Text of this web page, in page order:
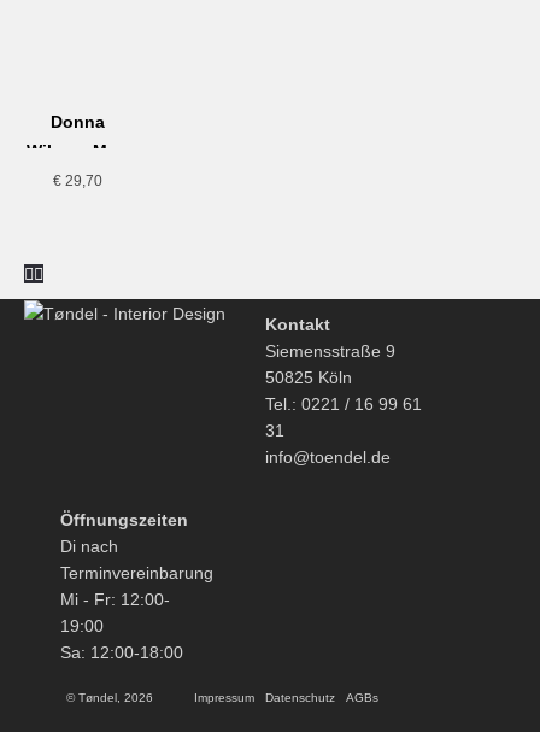
Donna
Wilson, Mog
Teller
€ 29,70
Kontakt
Siemensstraße 9
50825 Köln
Tel.: 0221 / 16 99 61
31
info@toendel.de
Öffnungszeiten
Di nach
Terminvereinbarung
Mi - Fr: 12:00-
19:00
Sa: 12:00-18:00
© Tøndel, 2026 Impressum Datenschutz AGBs